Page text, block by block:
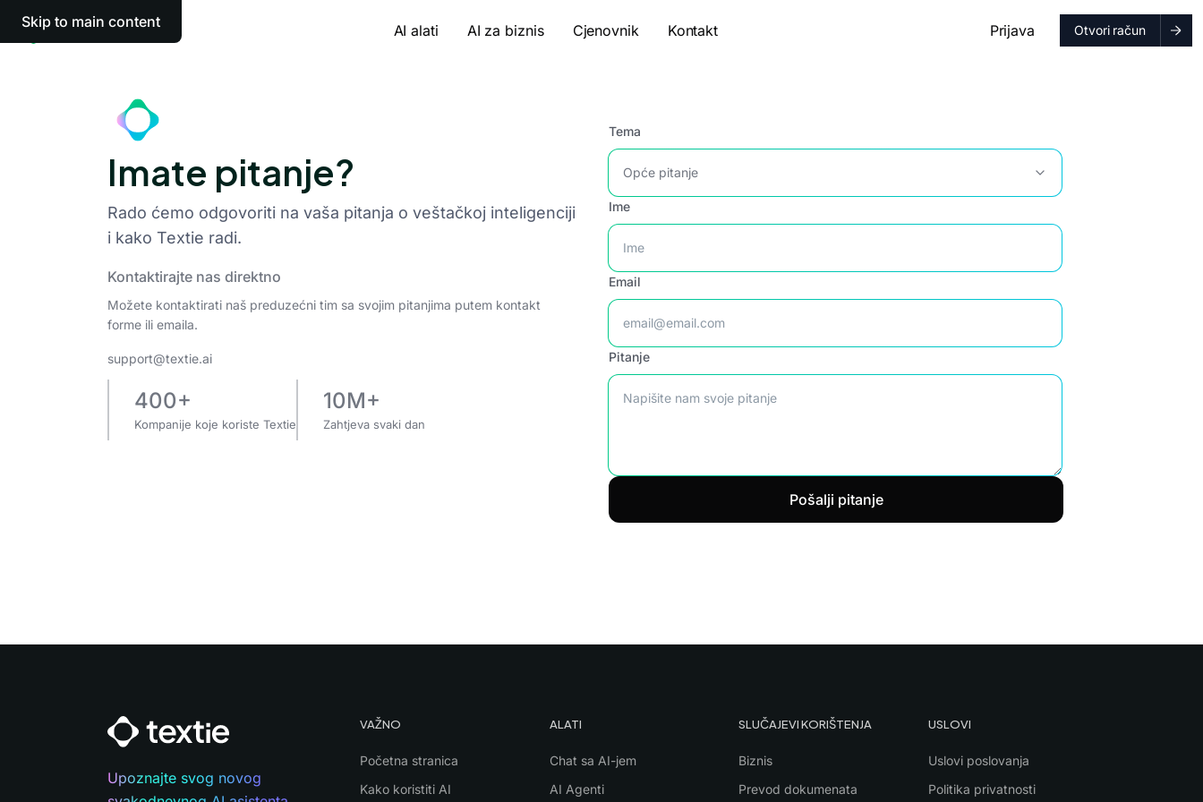
Skip to main content AI alati AI za biznis Cjenovnik Kontakt Prijava Otvori račun
Imate pitanje?
Rado ćemo odgovoriti na vaša pitanja o veštačkoj inteligenciji
i kako Textie radi.
Kontaktirajte nas direktno
Možete kontaktirati naš preduzećni tim sa svojim pitanjima putem kontakt
forme ili emaila.
support@textie.ai
400+
Kompanije koje koriste Textie
10M+
Zahtjeva svaki dan
Tema
Ime
Email
Pitanje
Pošalji pitanje
Upoznajte svog novog
VAŽNO
Početna stranica
Kako koristiti AI
ALATI
Chat sa AI-jem
AI Agenti
SLUČAJEVI KORIŠTENJA
Biznis
Prevod dokumenata
USLOVI
Uslovi poslovanja
Politika privatnosti